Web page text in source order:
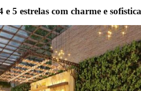
e 5 estrelas com charme e